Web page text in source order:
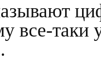
все-таки